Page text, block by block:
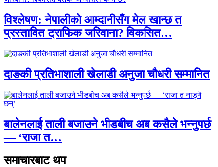
विश्लेषण: नेपालीको आम्दानीसँग मेल खान्छ त
प्रस्तावित ट्राफिक जरिवाना? विकसित…
दाङकी प्रतिभाशाली खेलाडी अनुजा चौधरी सम्मानित
बालेनलाई ताली बजाउने भीडबीच अब कसैले भन्नुपर्छ
— ‘राजा त…
समाचारबाट थप